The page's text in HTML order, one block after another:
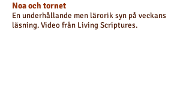
Noa och tornet
En underhållande men lärorik syn på veckans
läsning. Video från Living Scriptures.